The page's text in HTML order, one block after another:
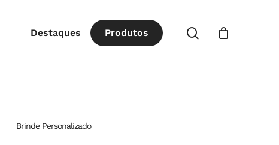
Destaques Produtos procurar
Brinde Personalizado